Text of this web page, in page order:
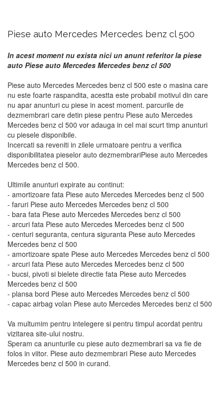
Piese auto Mercedes Mercedes benz cl 500
In acest moment nu exista nici un anunt referitor la piese
auto Piese auto Mercedes Mercedes benz cl 500
Piese auto Mercedes Mercedes benz cl 500 este o masina care
nu este foarte raspandita, acestta este probabil motivul din care
nu apar anunturi cu piese in acest moment. parcurile de
dezmembrari care detin piese pentru Piese auto Mercedes
Mercedes benz cl 500 vor adauga in cel mai scurt timp anunturi
cu piesele disponibile.
Incercati sa reveniti in zilele urmatoare pentru a verifica
disponibilitatea pieselor auto dezmembrariPiese auto Mercedes
Mercedes benz cl 500.
Ultimile anunturi expirate au continut:
- amortizoare fata Piese auto Mercedes Mercedes benz cl 500
- faruri Piese auto Mercedes Mercedes benz cl 500
- bara fata Piese auto Mercedes Mercedes benz cl 500
- arcuri fata Piese auto Mercedes Mercedes benz cl 500
- centuri seguranta, centura siguranta Piese auto Mercedes
Mercedes benz cl 500
- amortizoare spate Piese auto Mercedes Mercedes benz cl 500
- arcuri fata Piese auto Mercedes Mercedes benz cl 500
- bucsi, pivoti si bielete directie fata Piese auto Mercedes
Mercedes benz cl 500
- plansa bord Piese auto Mercedes Mercedes benz cl 500
- capac airbag volan Piese auto Mercedes Mercedes benz cl 500
Va multumim pentru intelegere si pentru timpul acordat pentru
vizitarea site-ului nostru.
Speram ca anunturile cu piese auto dezmembrari sa va fie de
folos in viitor. Piese auto dezmembrari Piese auto Mercedes
Mercedes benz cl 500 in curand.